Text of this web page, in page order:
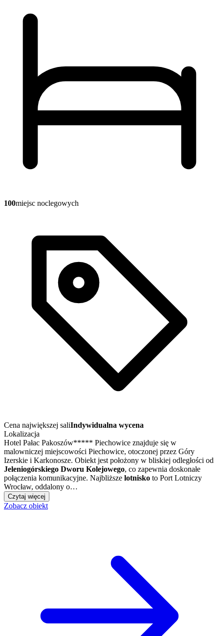
100miejsc noclegowych
Cena największej saliIndywidualna wycena
Lokalizacja
Hotel Pałac Pakoszów***** Piechowice znajduje się w
malowniczej miejscowości Piechowice, otoczonej przez Góry
Izerskie i Karkonosze. Obiekt jest położony w bliskiej odległości od
Jeleniogórskiego Dworu Kolejowego, co zapewnia doskonałe
połączenia komunikacyjne. Najbliższe lotnisko to Port Lotniczy
Wrocław, oddalony o…
Czytaj więcej
Zobacz obiekt